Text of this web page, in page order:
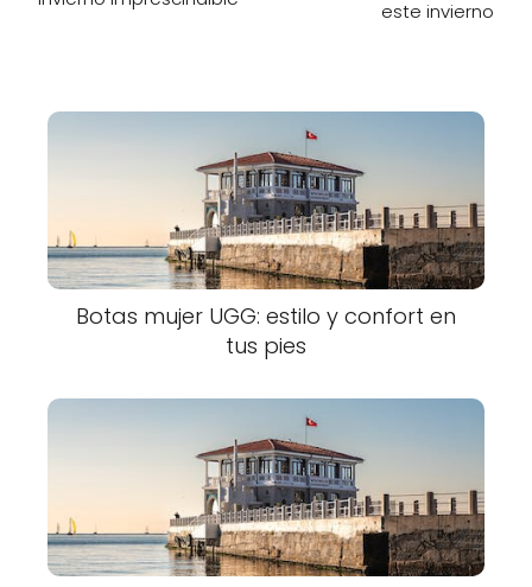
este invierno
Botas mujer UGG: estilo y confort en
tus pies